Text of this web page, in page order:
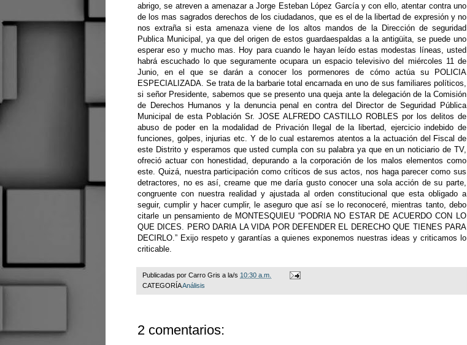
abrigo, se atreven a amenazar a Jorge Esteban López García y con ello, atentar contra uno
de los mas sagrados derechos de los ciudadanos, que es el de la libertad de expresión y no
nos extraña si esta amenaza viene de los altos mandos de la Dirección de seguridad
Publica Municipal, ya que del origen de estos guardaespaldas a la antigüita, se puede uno
esperar eso y mucho mas. Hoy para cuando le hayan leído estas modestas líneas, usted
habrá escuchado lo que seguramente ocupara un espacio televisivo del miércoles 11 de
Junio, en el que se darán a conocer los pormenores de cómo actúa su POLICIA
ESPECIALIZADA. Se trata de la barbarie total encarnada en uno de sus familiares políticos,
si señor Presidente, sabemos que se presento una queja ante la delegación de la Comisión
de Derechos Humanos y la denuncia penal en contra del Director de Seguridad Pública
Municipal de esta Población Sr. JOSE ALFREDO CASTILLO ROBLES por los delitos de
abuso de poder en la modalidad de Privación Ilegal de la libertad, ejercicio indebido de
funciones, golpes, injurias etc. Y de lo cual estaremos atentos a la actuación del Fiscal de
este Distrito y esperamos que usted cumpla con su palabra ya que en un noticiario de TV,
ofreció actuar con honestidad, depurando a la corporación de los malos elementos como
este. Quizá, nuestra participación como críticos de sus actos, nos haga parecer como sus
detractores, no es así, creame que me daría gusto conocer una sola acción de su parte,
congruente con nuestra realidad y ajustada al orden constitucional que esta obligado a
seguir, cumplir y hacer cumplir, le aseguro que así se lo reconoceré, mientras tanto, debo
citarle un pensamiento de MONTESQUIEU “PODRIA NO ESTAR DE ACUERDO CON LO
QUE DICES. PERO DARIA LA VIDA POR DEFENDER EL DERECHO QUE TIENES PARA
DECIRLO.” Exijo respeto y garantías a quienes exponemos nuestras ideas y criticamos lo
criticable.
Publicadas por Carro Gris a la/s 10:30 a.m.
CATEGORÍAAnálisis
2 comentarios: